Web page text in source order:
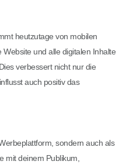
heutzutage von mobilen
und alle digitalen Inhalte
verbessert nicht nur die
auch positiv das
sondern auch als
mit deinem Publikum,